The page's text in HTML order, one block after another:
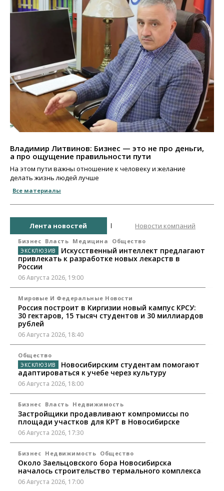
Владимир Литвинов: Бизнес — это не про деньги,
а про ощущение правильности пути
На этом пути важны отношение к человеку и желание
делать жизнь людей лучше
Все материалы
Лента новостей Новости компаний
Бизнес Власть Медицина Общество
Искусственный интеллект предлагают
привлекать к разработке новых лекарств в
России
06 Августа 2026, 19:00
Мировые И Федеральные Новости
Россия построит в Киргизии новый кампус КРСУ:
30 гектаров, 15 тысяч студентов и 30 миллиардов
рублей
06 Августа 2026, 18:40
Общество
Новосибирским студентам помогают
адаптироваться к учебе через культуру
06 Августа 2026, 18:00
Бизнес Власть Недвижимость
Застройщики продавливают компромиссы по
площади участков для КРТ в Новосибирске
06 Августа 2026, 17:30
Бизнес Недвижимость Общество
Около Заельцовского бора Новосибирска
началось строительство термального комплекса
06 Августа 2026, 17:00